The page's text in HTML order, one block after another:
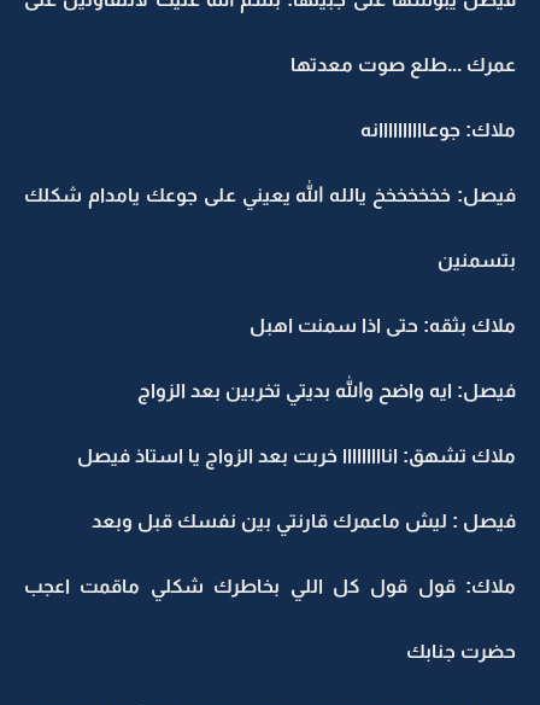
عمرك ...طلع صوت معدتها
ملاك: جوعاااااااااانه
فيصل: خخخخخخخ يالله الله يعيني على جوعك يامدام شكلك
بتسمنين
ملاك بثقه: حتى اذا سمنت اهبل
فيصل: ايه واضح والله بديتي تخربين بعد الزواج
ملاك تشهق: انااااااااا خربت بعد الزواج يا استاذ فيصل
فيصل : ليش ماعمرك قارنتي بين نفسك قبل وبعد
ملاك: قول قول كل اللي بخاطرك شكلي ماقمت اعجب
حضرت جنابك